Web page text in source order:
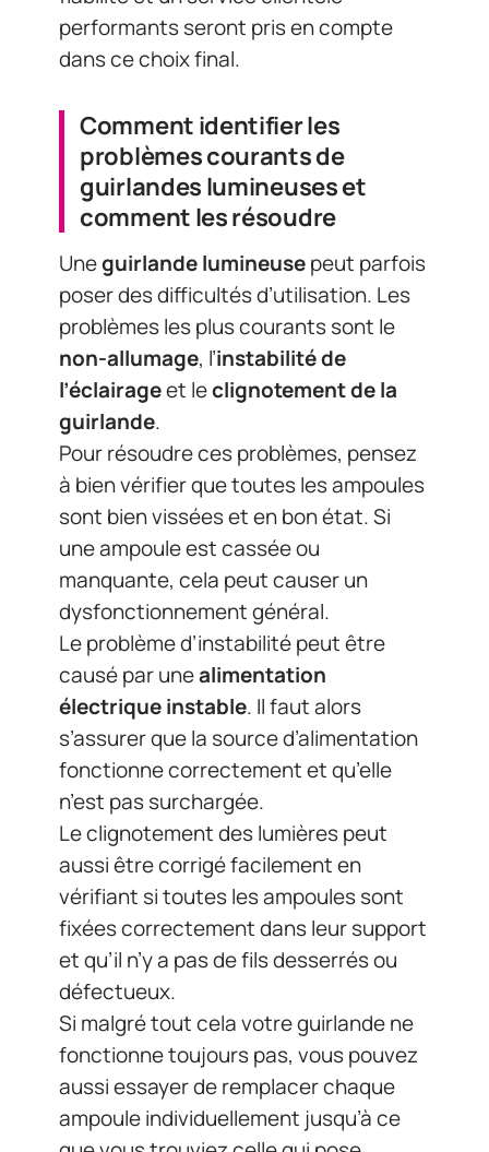
Une guirlande lumineuse
peut parfois
poser des difficultés d’utilisation. Les
non-allumage , l’instabilité de
l’éclairageet leclignotement de la
guirlande.
Pour résoudre ces problèmes, pensez
à bien vérifier que toutes les ampoules
sont bien vissées et en bon état. Si
une ampoule est cassée ou
manquante, cela peut causer un
dysfonctionnement général.
Le problème d’instabilité peut être
causé par une
électrique instable. Il faut alors
s’assurer que la source d’alimentation
fonctionne correctement et qu’elle
n’est pas surchargée.
Le clignotement des lumières peut
aussi être corrigé facilement en
vérifiant si toutes les ampoules sont
fixées correctement dans leur support
et qu’il n’y a pas de fils desserrés ou
défectueux.
Si malgré tout cela votre guirlande ne
fonctionne toujours pas, vous pouvez
aussi essayer de remplacer chaque
ampoule individuellement jusqu’à ce
que vous trouviez celle qui pose
problème.
Il est recommandé d’utiliser
uniquement des
originalespour remplacer toute partie
endommagée afin de garantir le parfait
fonctionnement du produit à long
terme.